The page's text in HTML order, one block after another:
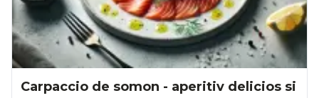
Carpaccio de somon - aperitiv delicios si